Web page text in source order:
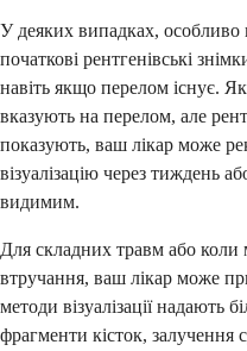
У деяких випадках, особливо
початкові рентгенівські
навіть якщо перелом існує.
вказують на перелом, але
показують, ваш лікар може
візуалізацію через тиждень
видимим.
Для складних травм або коли
втручання, ваш лікар може
методи візуалізації надають
фрагменти кісток,